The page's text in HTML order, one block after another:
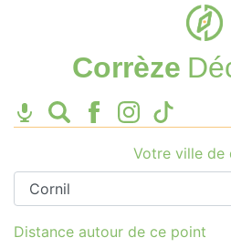
Corrèze
Votre ville de
Distance autour de ce point